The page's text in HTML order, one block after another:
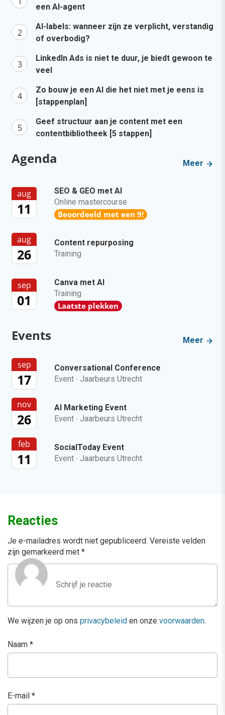
een AI-agent
AI-labels: wanneer zijn ze verplicht, verstandig
of overbodig?
LinkedIn Ads is niet te duur, je biedt gewoon te
veel
Zo bouw je een AI die het niet met je eens is
[stappenplan]
Geef structuur aan je content met een
contentbibliotheek [5 stappen]
Agenda Meer
aug
11
SEO & GEO met AI
Online mastercourse
Beoordeeld met een 9!
aug
26
Content repurposing
Training
sep
01
Canva met AI
Training
Laatste plekken
Events Meer
sep
17
Conversational Conference
Event · Jaarbeurs Utrecht
nov
26
AI Marketing Event
Event · Jaarbeurs Utrecht
feb
11
SocialToday Event
Event · Jaarbeurs Utrecht
Reacties
Je e-mailadres wordt niet gepubliceerd. Vereiste velden
zijn gemarkeerd met *
We wijzen je op ons privacybeleid en onze voorwaarden.
Naam *
E-mail *